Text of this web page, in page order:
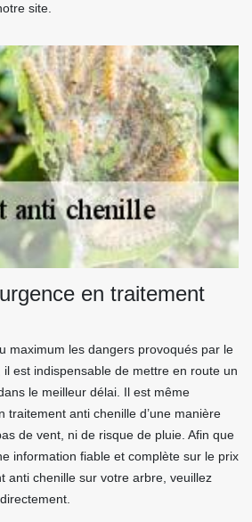
site.
en traitement
maximum les dangers provoqués par le
est indispensable de mettre en route un
le meilleur délai. Il est même
traitement anti chenille d’une manière
de vent, ni de risque de pluie. Afin que
information fiable et complète sur le prix
anti chenille sur votre arbre, veuillez